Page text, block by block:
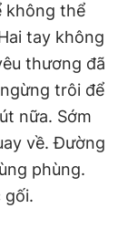
không thể
tay không
thương đã
trôi để
nữa. Sớm
về. Đường
phùng.
gối.